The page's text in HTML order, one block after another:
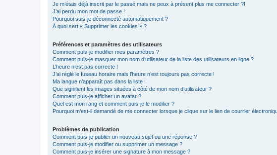
Je m’étais déjà inscrit par le passé mais ne peux à présent plus me connecter ?!
J’ai perdu mon mot de passe !
Pourquoi suis-je déconnecté automatiquement ?
À quoi sert « Supprimer les cookies » ?
Préférences et paramètres des utilisateurs
Comment puis-je modifier mes paramètres ?
Comment puis-je masquer mon nom d’utilisateur de la liste des utilisateurs en ligne ?
L’heure n’est pas correcte !
J’ai réglé le fuseau horaire mais l’heure n’est toujours pas correcte !
Ma langue n’apparaît pas dans la liste !
Que signifient les images situées à côté de mon nom d’utilisateur ?
Comment puis-je afficher un avatar ?
Quel est mon rang et comment puis-je le modifier ?
Pourquoi m’est-il demandé de me connecter lorsque je clique sur le lien de courrier
Problèmes de publication
Comment puis-je publier un nouveau sujet ou une réponse ?
Comment puis-je modifier ou supprimer un message ?
Comment puis-je insérer une signature à mon message ?